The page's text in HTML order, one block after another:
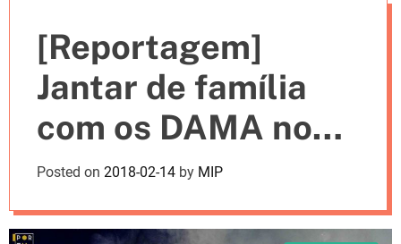
s
[Reportagem]
Jantar de família
com os DAMA no
Campo Pequeno
Posted on 2018-02-14 by MIP